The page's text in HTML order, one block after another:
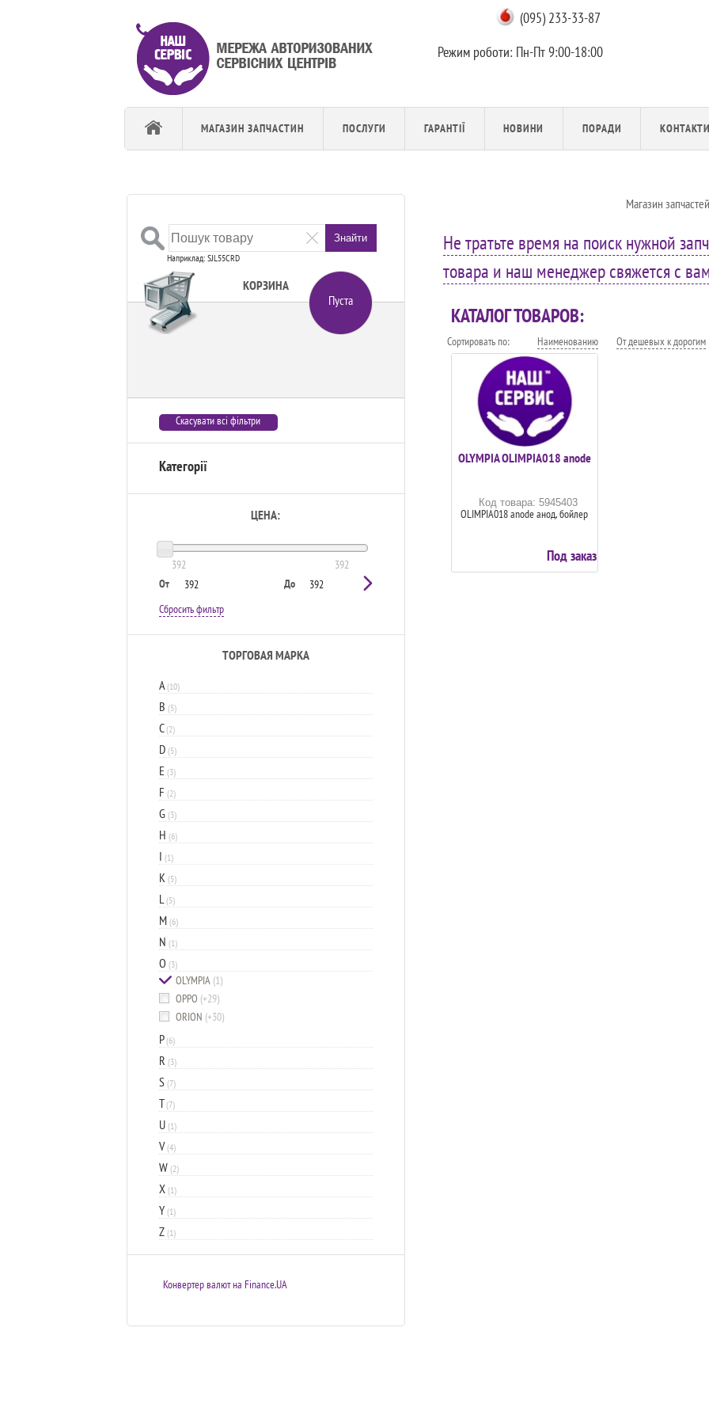
(095) 233-33-87
Режим роботи: Пн-Пт 9:00-18:00
МАГАЗИН ЗАПЧАСТИН ПОСЛУГИ ГАРАНТІЇ НОВИНИ ПОРАДИ КОНТАКТИ
Магазин запчастей
Не тратьте время на поиск нужной
товара и наш менеджер свяжется с
КАТАЛОГ ТОВАРОВ:
Сортировать по: Наименованию От дешевых к дорогим
OLYMPIA OLIMPIA018 anode
Код товара: 5945403
OLIMPIA018 anode анод, бойлер
Под заказ
Наприклад: SJL55CRD
Знайти
КОРЗИНА
Пуста
Скасувати всі фільтри
Категорії
ЦЕНА:
392
392
От
До
Сбросить фильтр
ТОРГОВАЯ МАРКА
A(10)
B (5)
C(2)
D (5)
E (3)
F (2)
G (3)
H (6)
I (1)
K (5)
L(5)
M (6)
N (1)
O (3)
OLYMPIA (1)
OPPO (+29)
ORION (+30)
P(6)
R (3)
S (7)
T(7)
U (1)
V(4)
W (2)
X (1)
Y (1)
Z (1)
Конвертер валют на Finance.UA